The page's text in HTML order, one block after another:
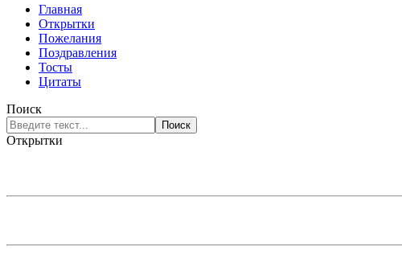
Главная
Открытки
Пожелания
Поздравления
Тосты
Цитаты
Поиск
Поиск
Открытки